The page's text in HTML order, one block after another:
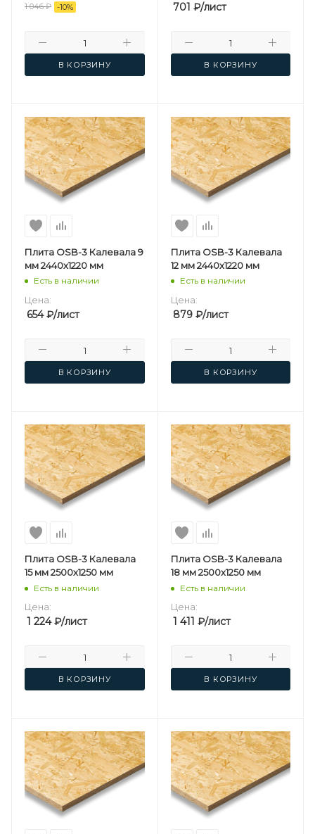
1 046₽ -10%
В КОРЗИНУ
701 ₽/лист
В КОРЗИНУ
Плита OSB-3 Калевала 9
мм 2440х1220 мм
Есть в наличии
Цена:
654₽/лист
В КОРЗИНУ
Плита OSB-3 Калевала
12 мм 2440х1220 мм
Есть в наличии
Цена:
879₽/лист
В КОРЗИНУ
Плита OSB-3 Калевала
15 мм 2500х1250 мм
Есть в наличии
Цена:
1 224₽/лист
В КОРЗИНУ
Плита OSB-3 Калевала
18 мм 2500х1250 мм
Есть в наличии
Цена:
1 411 ₽/лист
В КОРЗИНУ